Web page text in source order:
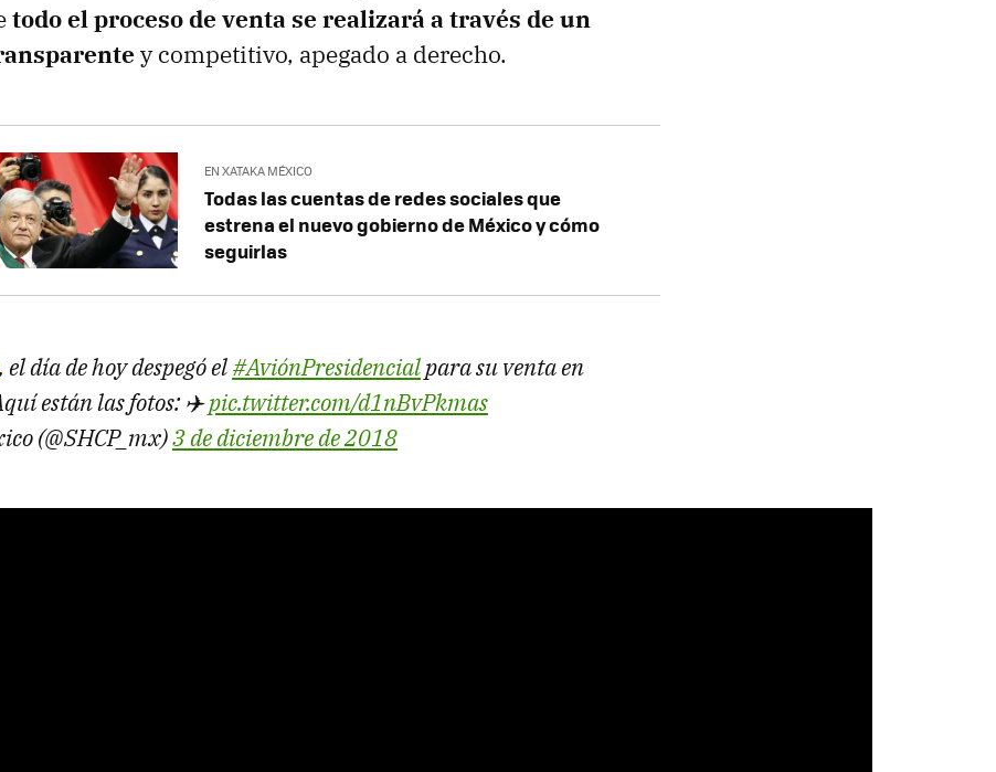
todo el proceso de venta se realizará a través de un
y competitivo, apegado a derecho.
EN XATAKA MÉXICO
Todas las cuentas de redes sociales que
estrena el nuevo gobierno de México y cómo
seguirlas
, el día de hoy despegó el#AviónPresidencialpara su venta en
están las fotos: ✈️pic.twitter.com/d1nBvPkmas
(@SHCP_mx)3 de diciembre de 2018